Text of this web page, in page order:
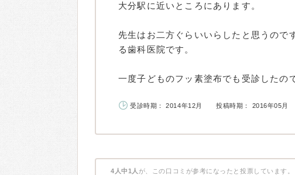
大分駅に近いところにあります。
先生はお二方ぐらいいらしたと思うので
る歯科医院です。
一度子どものフッ素塗布でも受診したの
受診時期： 2014年12月 投稿時期： 2016年05月
4人中1人 が、この口コミが参考になったと投票しています。